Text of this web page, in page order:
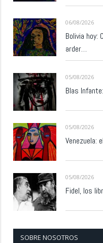
06/08/2026
Bolivia hoy:
arder…
05/08/2026
Blas
05/08/2026
Venezuela:
05/08/2026
Fidel, los
SOBRE NOSOTROS